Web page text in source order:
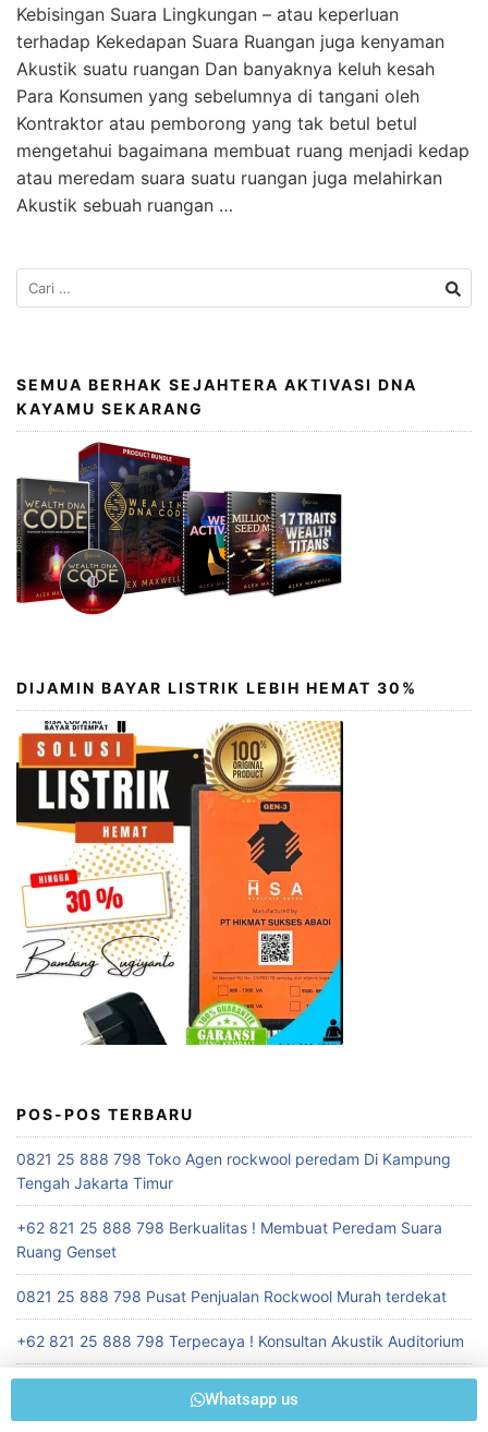
Kebisingan Suara Lingkungan – atau keperluan
terhadap Kekedapan Suara Ruangan juga kenyaman
Akustik suatu ruangan Dan banyaknya keluh kesah
Para Konsumen yang sebelumnya di tangani oleh
Kontraktor atau pemborong yang tak betul betul
mengetahui bagaimana membuat ruang menjadi kedap
atau meredam suara suatu ruangan juga melahirkan
Akustik sebuah ruangan …
SEMUA BERHAK SEJAHTERA AKTIVASI DNA
KAYAMU SEKARANG
DIJAMIN BAYAR LISTRIK LEBIH HEMAT 30%
POS-POS TERBARU
0821 25 888 798 Toko Agen rockwool peredam Di Kampung
Tengah Jakarta Timur
+62 821 25 888 798 Berkualitas ! Membuat Peredam Suara
Ruang Genset
0821 25 888 798 Pusat Penjualan Rockwool Murah terdekat
+62 821 25 888 798 Terpecaya ! Konsultan Akustik Auditorium
Whatsapp us